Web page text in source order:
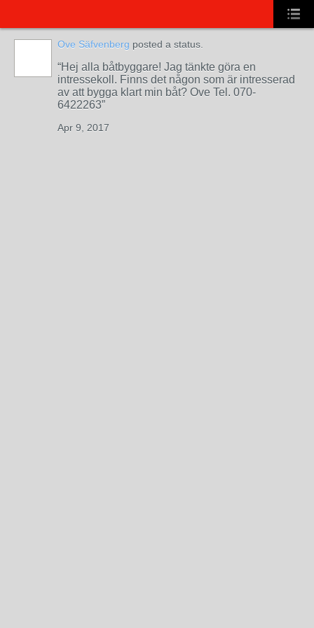
Ove Säfvenberg posted a status.
Hej alla båtbyggare! Jag tänkte göra en
intressekoll. Finns det någon som är intresserad
av att bygga klart min båt? Ove Tel. 070-
6422263
Apr 9, 2017